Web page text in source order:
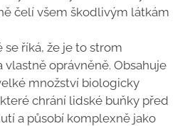
čelí všem škodlivým látkám
říká, že je to strom
oprávněně. Obsahuje
množství biologicky
chrání lidské buňky před
a působí komplexně jako